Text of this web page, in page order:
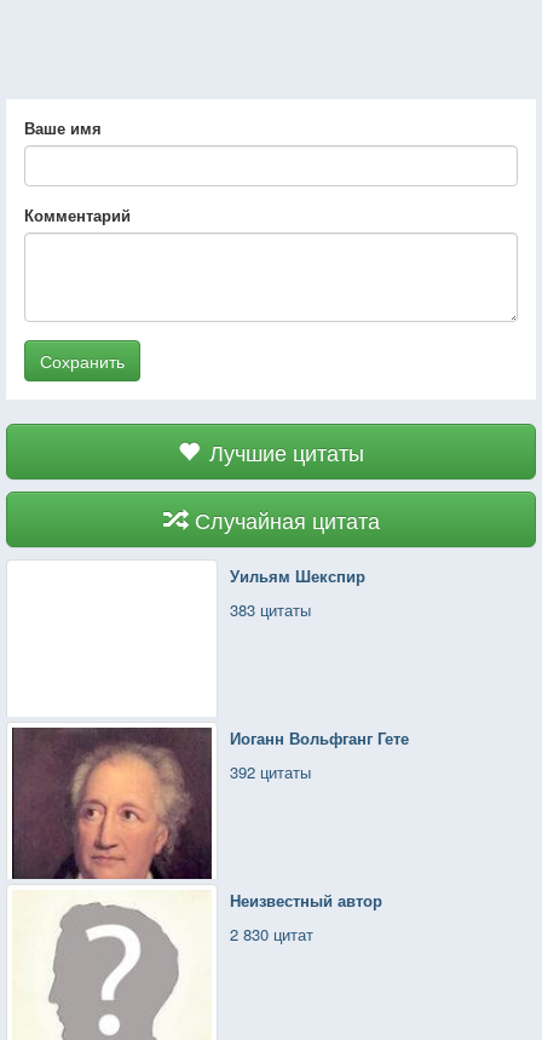
Ваше имя
Комментарий
Сохранить
Лучшие цитаты
Случайная цитата
Уильям Шекспир
383 цитаты
Иоганн Вольфганг Гете
392 цитаты
Неизвестный автор
2 830 цитат